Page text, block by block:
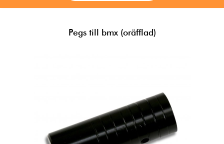
Pegs till bmx (oräfflad)